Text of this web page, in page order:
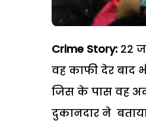
Crime Story: 22
वह काफी देर बाद
जिस के पास वह
दुकानदार ने